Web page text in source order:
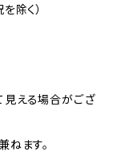
除く）
見える場合がござ
ねます。